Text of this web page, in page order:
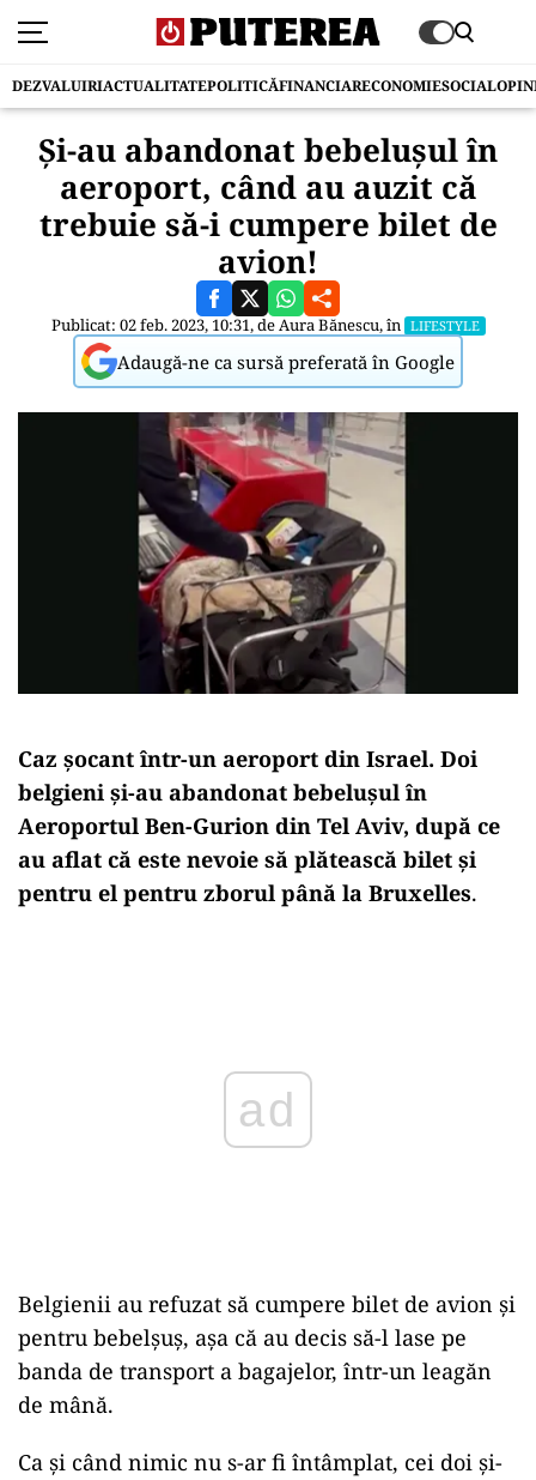
DEZVALUIRIACTUALITATEPOLITICĂFINANCIARECONOMIESOCIAL
Și-au abandonat bebelușul în
aeroport, când au auzit că
trebuie să-i cumpere bilet de
avion!
Publicat: 02 feb. 2023, 10:31, deAura Bănescu, în LIFESTYLE
Adaugă-ne ca sursă preferată în Google
Caz șocant într-un aeroport din Israel. Doi
belgieni și-au abandonat bebelușul în
Aeroportul Ben-Gurion din Tel Aviv, după ce
au aflat că este nevoie să plătească bilet și
pentru el pentru zborul până la Bruxelles.
Belgienii au refuzat să cumpere bilet de avion și
pentru bebelșuș, așa că au decis să-l lase pe
banda de transport a bagajelor, într-un leagăn
de mână.
Ca și când nimic nu s-ar fi întâmplat, cei doi și-